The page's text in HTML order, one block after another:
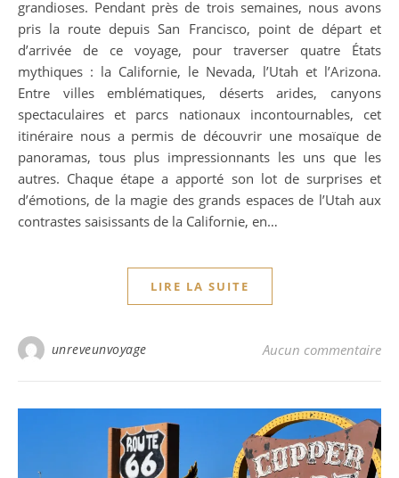
grandioses. Pendant près de trois semaines, nous avons
pris la route depuis San Francisco, point de départ et
d’arrivée de ce voyage, pour traverser quatre États
mythiques : la Californie, le Nevada, l’Utah et l’Arizona.
Entre villes emblématiques, déserts arides, canyons
spectaculaires et parcs nationaux incontournables, cet
itinéraire nous a permis de découvrir une mosaïque de
panoramas, tous plus impressionnants les uns que les
autres. Chaque étape a apporté son lot de surprises et
d’émotions, de la magie des grands espaces de l’Utah aux
contrastes saisissants de la Californie, en…
LIRE LA SUITE
unreveunvoyage Aucun commentaire